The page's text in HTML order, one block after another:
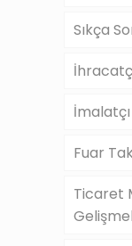
Sıkça
Fuar
Ticaret